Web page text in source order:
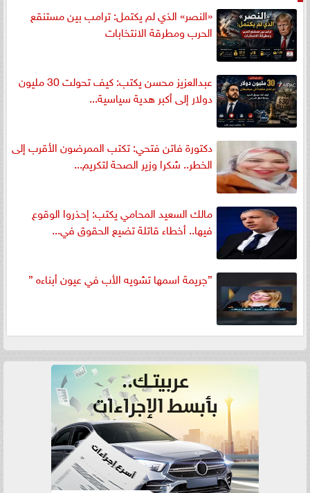
«النصر» الذي لم يكتمل: ترامب بين مستنقع
الحرب ومطرقة الانتخابات
عبدالعزيز محسن يكتب: كيف تحولت 30 مليون
دولار إلى أكبر هدية سياسية...
دكتورة فاتن فتحي: تكتب الممرضون الأقرب إلى
الخطر.. شكرا وزير الصحة لتكريم...
مالك السعيد المحامي يكتب: إحذروا الوقوع
فيها.. أخطاء قاتلة تضيع الحقوق في...
”جريمة اسمها تشويه الأب في عيون أبناءه ”